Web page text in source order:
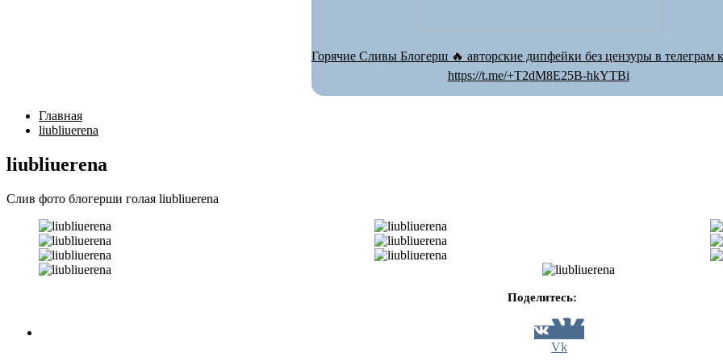
Горячие Сливы Блогерш 🔥 авторские дипфейки без цензуры в телеграм
https://t.me/+T2dM8E25B-hkYTBi
Главная
liubliuerena
liubliuerena
Слив фото блогерши голая liubliuerena
Поделитесь:
Vk